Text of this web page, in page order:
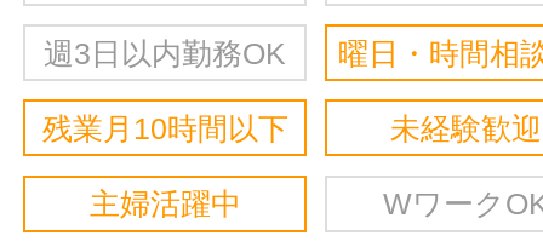
週3日以内勤務OK 曜日・時間相
残業月10時間以下 未経験歓迎
主婦活躍中 Wワーク